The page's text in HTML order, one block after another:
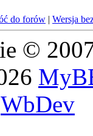
do forów | Wersja
©
WbDev